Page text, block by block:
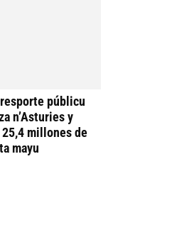
públicu
n’Asturies y
millones de
mayu